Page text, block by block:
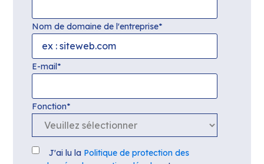
Nom de domaine de l'entreprise*
E-mail*
Fonction*
J'ai lu la Politique de protection des